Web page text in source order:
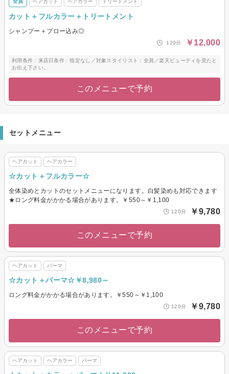
全員 ヘアカット ヘアカラー トリートメント
カット＋フルカラー＋トリートメント
シャンプー＋ブロー込み◎
120分 ￥12,000
利用条件：来店日条件：指定なし／対象スタイリスト：全員／楽天ビューティを見たと
お伝え下さい。
このメニューで予約
セットメニュー
ヘアカット ヘアカラー
☆カット＋フルカラー☆
全体染めとカットのセットメニューになります。白髪染めも対応できます
★ロング料金がかかる場合があります。￥550～￥1,100
120分 ￥9,780
このメニューで予約
ヘアカット パーマ
☆カット＋パーマ☆￥8,980～
ロング料金がかかる場合があります。￥550～￥1,100
120分 ￥9,780
このメニューで予約
ヘアカット ヘアカラー パーマ